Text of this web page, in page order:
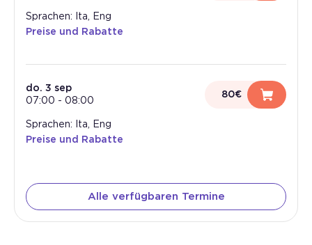
Sprachen: Ita, Eng
Preise und Rabatte
do. 3 sep
07:00 - 08:00
80€
Sprachen: Ita, Eng
Preise und Rabatte
Alle verfügbaren Termine